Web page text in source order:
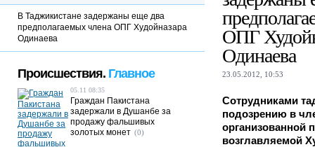
ОПГ
Одинаева
23.05.2012, 10:53
Сотрудниками
подозрению в
организованной
возглавляемой
В Таджикистане задержаны еще два
предполагаемых члена ОПГ Худойназара
Одинаева
Происшествия. Главное
05.11 08:35
Граждан Пакистана
задержали в Душанбе за
продажу фальшивых
золотых монет (0)